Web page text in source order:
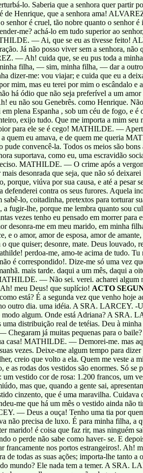
lo. Saberia que a senhora quer
Henrique, que a senhora ama!
senhor é cruel, tão nobre quanto o senhor
me? achá-lo em tudo superior ao
— Ai, que se eu as tivesse feito!
Já não posso viver sem a senhora, não
— Ah! cuida que, se eu pus toda a minha
filha, — sim, minha filha, — dar a outro
dizer-me: vou viajar; e cuida que eu a
mas eu terei por mim o escândalo e a
ódio que não seja preferível a um amor
não sou Genebrês. como Henrique.
plena Espanha , sob um céu de fogo, e
exijo tudo. Que me importa a mim
para ele se é cego! MATHILDE. —
quem eu amava, e de quem me queria
convencê-la. Todos os meios são
suportava, como eu, uma escravidão
MATHILDE. — O crime após a
desonrada que seja, que não só
porque, viúva por sua causa, e até a
defenderei contra os seus furores. Aquela
lo, coitadinha, pretextos para torturar
fugir-lhe, porque me lembra quanto sou
vezes tenho eu pensado em morrer para
desonra-me em meu marido, em minha
e o amor, amor de esposa, amor de
quiser; desonre, mate. Deus louvado,
perdoa-me, amo-te acima de tudo. Tu
é correspondido!. Dize-me só uma vez
mais tarde. daqui a um mês, daqui
— Não sei. verei. acharei
meu Deus! que suplício! ACTO
está? É a segunda vez que venho hoje
dia. uma idéia. A SRA. LARCEY. -
algum. Onde está Adriana? A SRA.
uma distribuição real de tetéias. Deu à
já muitas pequenas para o
casa! MATHILDE. — Demorei-me. mas
vezes. Deixe-me algum tempo para
creio que volto a ela. Quem me veste a
as rodas dos vestidos são enormes. Só se
vestido cor de rosa: 1.200 francos, um
mas que, quando a gente sai,
cinzento, que é uma maravilha. Cuidava
me que há um mês o vestido ainda
— Deus a ouça! Tenho uma tia por
não precisa de luxo. É para minha filha,
marido! é coisa que faz rir, mas ninguém
o perde não sabe como haver- se. E
francamente nos portos estrangeiros!. Ah!
de todas as suas ações; importa-lhe
mundo? Ele nada tem a temer. A